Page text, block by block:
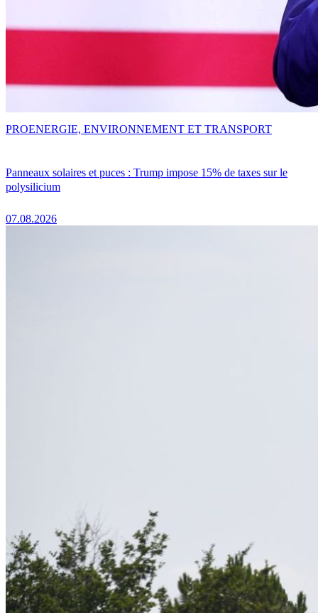
Panneaux solaires et puces : Trump impose 15% de taxes sur le
polysilicium
07.08.2026
PROENERGIE, ENVIRONNEMENT ET TRANSPORT